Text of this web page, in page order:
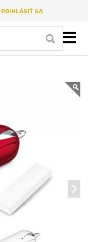
PRIHLÁSIŤ SA